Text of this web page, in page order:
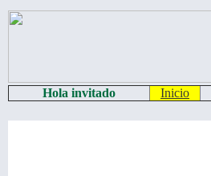
Hola invitado Inicio